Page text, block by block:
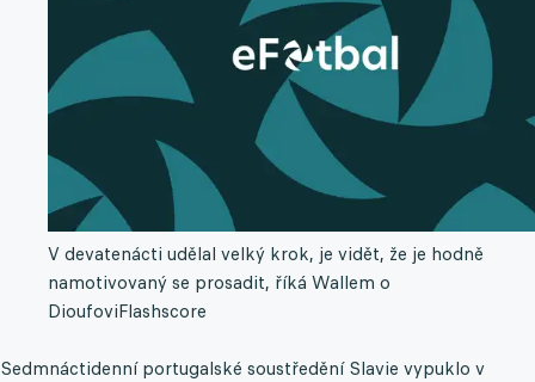
V devatenácti udělal velký krok, je vidět, že je hodně
namotivovaný se prosadit, říká Wallem o
DioufoviFlashscore
Sedmnáctidenní portugalské soustředění Slavie vypuklo v